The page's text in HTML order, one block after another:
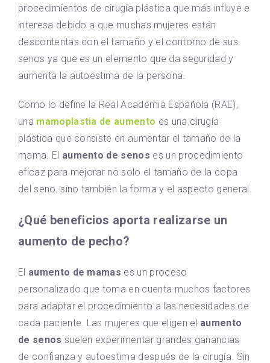
procedimientos de cirugía plástica que más influye e
interesa debido a que muchas mujeres están
descontentas con el tamaño y el contorno de sus
senos ya que es un elemento que da seguridad y
aumenta la autoestima de la persona.
Como lo define la Real Academia Española (RAE),
una mamoplastia de aumento es una cirugía
plástica que consiste en aumentar el tamaño de la
mama. El aumento de senos es un procedimiento
eficaz para mejorar no solo el tamaño de la copa
del seno, sino también la forma y el aspecto general.
¿Qué beneficios aporta realizarse un
aumento de pecho?
El aumento de mamas es un proceso
personalizado que toma en cuenta muchos factores
para adaptar el procedimiento a las necesidades de
cada paciente. Las mujeres que eligen el aumento
de senos suelen experimentar grandes ganancias
de confianza y autoestima después de la cirugía. Sin